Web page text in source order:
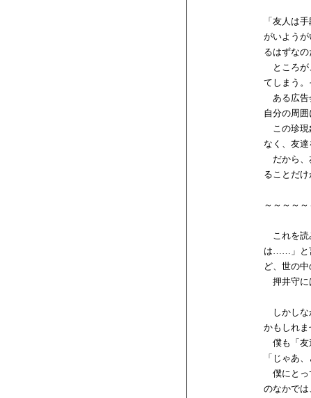
「友人は
がいよう
るはずなの
ところが
てしまう。
ある広告
自分の周
この珍現
なく、友達
だから、
ることだけ
～～～～～
これを読
は……」と
ど、世の
押井守に
しかしな
かもしれま
僕も「友
「じゃあ
僕にとっ
のなかでは